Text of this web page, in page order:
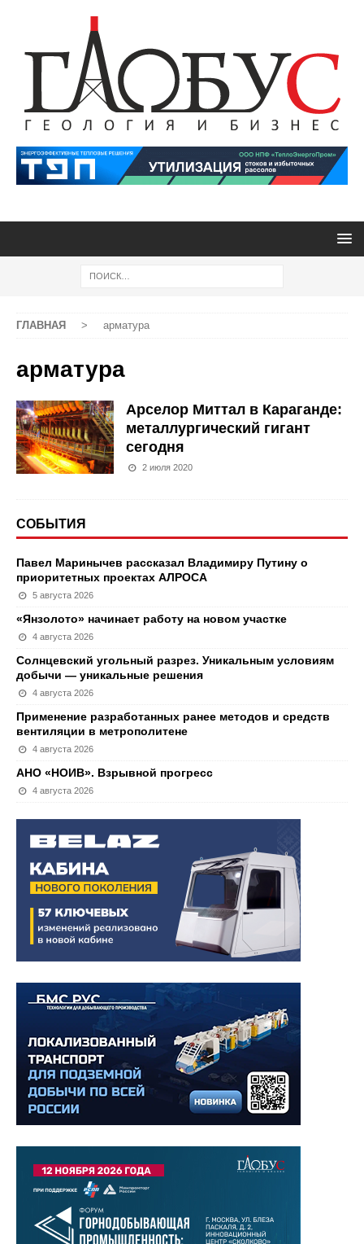
ГЛАВНАЯ > арматура
арматура
Арселор Миттал в Караганде:
металлургический гигант
сегодня
2 июля 2020
СОБЫТИЯ
Павел Маринычев рассказал Владимиру Путину о
приоритетных проектах АЛРОСА
5 августа 2026
«Янзолото» начинает работу на новом участке
4 августа 2026
Солнцевский угольный разрез. Уникальным условиям
добычи — уникальные решения
4 августа 2026
Применение разработанных ранее методов и средств
вентиляции в метрополитене
4 августа 2026
АНО «НОИВ». Взрывной прогресс
4 августа 2026